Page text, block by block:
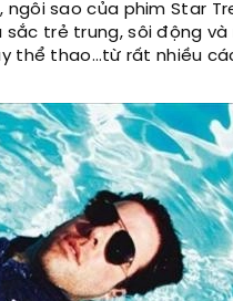
ngôi sao của phim Star
trẻ trung, sôi động và
thể thao…từ rất nhiều